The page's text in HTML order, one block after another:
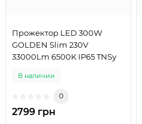
Прожектор LED 300W
GOLDEN Slim 230V
33000Lm 6500K IP65 TNSy
В наличии
0
2799 грн